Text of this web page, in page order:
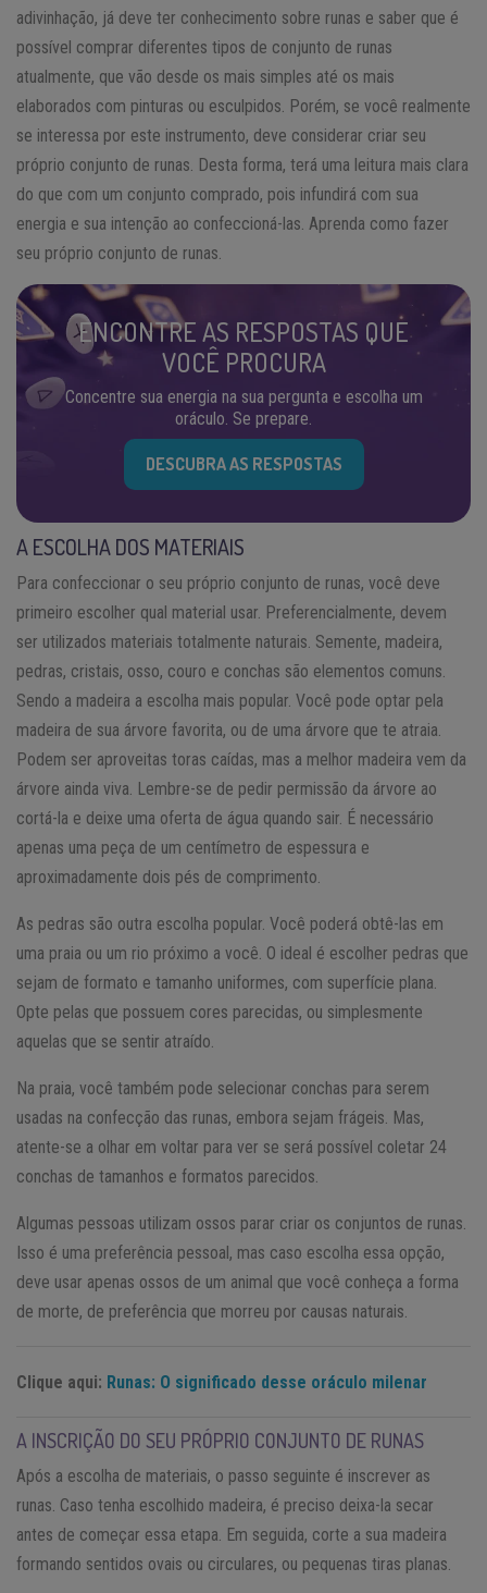
adivinhação, já deve ter conhecimento sobre runas e saber que é
possível comprar diferentes tipos de conjunto de runas
atualmente, que vão desde os mais simples até os mais
elaborados com pinturas ou esculpidos. Porém, se você realmente
se interessa por este instrumento, deve considerar criar seu
próprio conjunto de runas. Desta forma, terá uma leitura mais clara
do que com um conjunto comprado, pois infundirá com sua
energia e sua intenção ao confeccioná-las. Aprenda como fazer
seu próprio conjunto de runas.
ENCONTRE AS RESPOSTAS QUE
VOCÊ PROCURA
Concentre sua energia na sua pergunta e escolha um
oráculo. Se prepare.
DESCUBRA AS RESPOSTAS
A ESCOLHA DOS MATERIAIS
Para confeccionar o seu próprio conjunto de runas, você deve
primeiro escolher qual material usar. Preferencialmente, devem
ser utilizados materiais totalmente naturais. Semente, madeira,
pedras, cristais, osso, couro e conchas são elementos comuns.
Sendo a madeira a escolha mais popular. Você pode optar pela
madeira de sua árvore favorita, ou de uma árvore que te atraia.
Podem ser aproveitas toras caídas, mas a melhor madeira vem da
árvore ainda viva. Lembre-se de pedir permissão da árvore ao
cortá-la e deixe uma oferta de água quando sair. É necessário
apenas uma peça de um centímetro de espessura e
aproximadamente dois pés de comprimento.
As pedras são outra escolha popular. Você poderá obtê-las em
uma praia ou um rio próximo a você. O ideal é escolher pedras que
sejam de formato e tamanho uniformes, com superfície plana.
Opte pelas que possuem cores parecidas, ou simplesmente
aquelas que se sentir atraído.
Na praia, você também pode selecionar conchas para serem
usadas na confecção das runas, embora sejam frágeis. Mas,
atente-se a olhar em voltar para ver se será possível coletar 24
conchas de tamanhos e formatos parecidos.
Algumas pessoas utilizam ossos parar criar os conjuntos de runas.
Isso é uma preferência pessoal, mas caso escolha essa opção,
deve usar apenas ossos de um animal que você conheça a forma
de morte, de preferência que morreu por causas naturais.
Clique aqui: Runas: O significado desse oráculo milenar
A INSCRIÇÃO DO SEU PRÓPRIO CONJUNTO DE RUNAS
Após a escolha de materiais, o passo seguinte é inscrever as
runas. Caso tenha escolhido madeira, é preciso deixa-la secar
antes de começar essa etapa. Em seguida, corte a sua madeira
formando sentidos ovais ou circulares, ou pequenas tiras planas.